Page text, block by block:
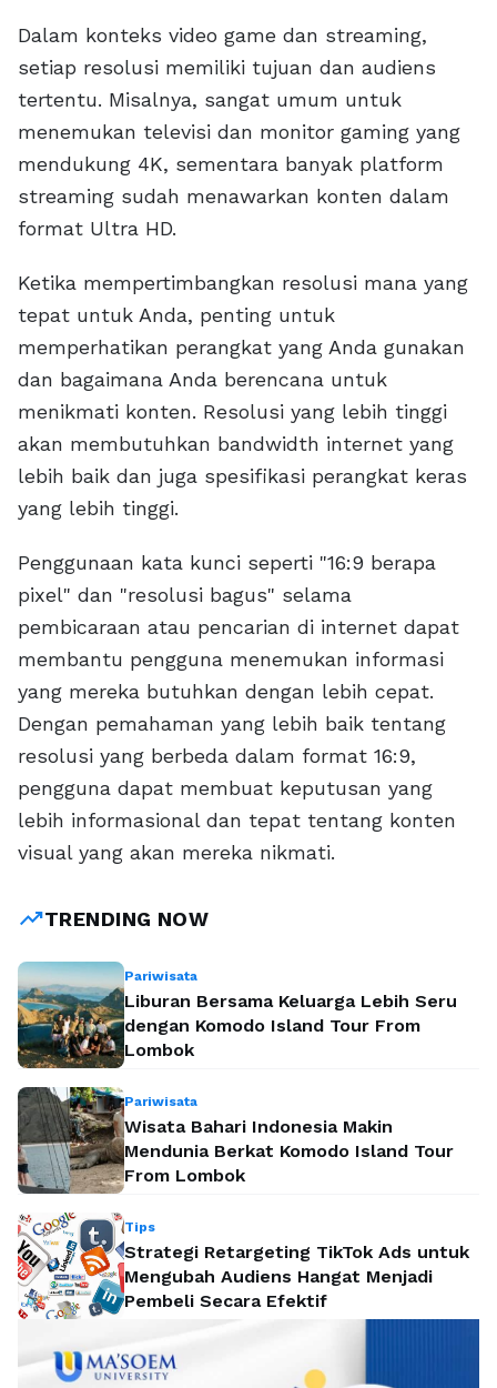
Dalam konteks video game dan streaming,
setiap resolusi memiliki tujuan dan audiens
tertentu. Misalnya, sangat umum untuk
menemukan televisi dan monitor gaming yang
mendukung 4K, sementara banyak platform
streaming sudah menawarkan konten dalam
format Ultra HD.
Ketika mempertimbangkan resolusi mana yang
tepat untuk Anda, penting untuk
memperhatikan perangkat yang Anda gunakan
dan bagaimana Anda berencana untuk
menikmati konten. Resolusi yang lebih tinggi
akan membutuhkan bandwidth internet yang
lebih baik dan juga spesifikasi perangkat keras
yang lebih tinggi.
Penggunaan kata kunci seperti "16:9 berapa
pixel" dan "resolusi bagus" selama
pembicaraan atau pencarian di internet dapat
membantu pengguna menemukan informasi
yang mereka butuhkan dengan lebih cepat.
Dengan pemahaman yang lebih baik tentang
resolusi yang berbeda dalam format 16:9,
pengguna dapat membuat keputusan yang
lebih informasional dan tepat tentang konten
visual yang akan mereka nikmati.
trending_upTRENDING NOW
Pariwisata
Liburan Bersama Keluarga Lebih Seru
dengan Komodo Island Tour From
Lombok
Pariwisata
Wisata Bahari Indonesia Makin
Mendunia Berkat Komodo Island Tour
From Lombok
Tips
Strategi Retargeting TikTok Ads untuk
Mengubah Audiens Hangat Menjadi
Pembeli Secara Efektif